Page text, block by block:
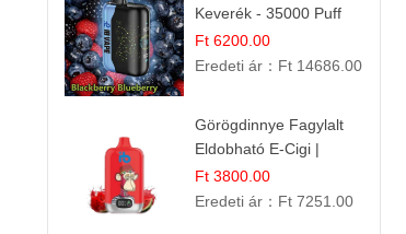
Keverék - 35000 Puff
Eldobható Vape | Ízletes
Gyümölcsökombináció!
Ft 6200.00
Eredeti ár： Ft 14686.00
Görögdinnye Fagylalt
Eldobható E-Cigi |
12.000 Szívás | Édes
Vízidín Íz
Ft 3800.00
Eredeti ár： Ft 7251.00